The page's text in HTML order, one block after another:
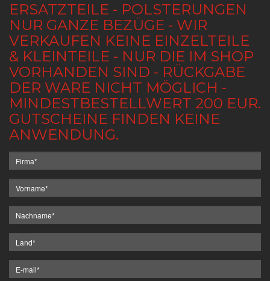
ERSATZTEILE - POLSTERUNGEN
NUR GANZE BEZÜGE - WIR
VERKAUFEN KEINE EINZELTEILE
& KLEINTEILE - NUR DIE IM SHOP
VORHANDEN SIND - RÜCKGABE
DER WARE NICHT MÖGLICH -
MINDESTBESTELLWERT 200 EUR.
GUTSCHEINE FINDEN KEINE
ANWENDUNG.